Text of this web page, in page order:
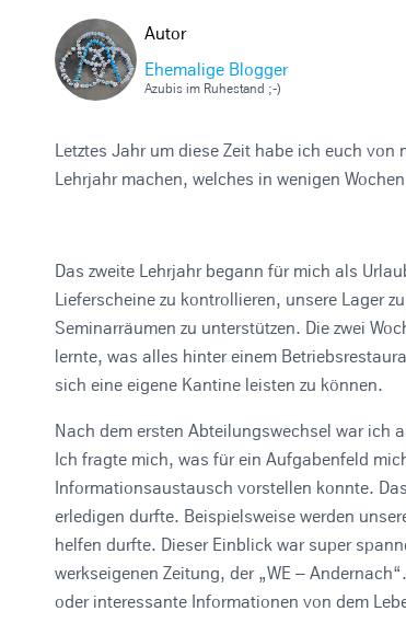
s
n
Autor
Ehemalige Blogger
Azubis im Ruhestand ;-)
Letztes Jahr um diese Zeit habe ich euch
Lehrjahr machen, welches in wenigen
Das zweite Lehrjahr begann für mich als
Lieferscheine zu kontrollieren, unsere Lager
Seminarräumen zu unterstützen. Die zwei
lernte, was alles hinter einem
sich eine eigene Kantine leisten zu können.
Nach dem ersten Abteilungswechsel war ich
Ich fragte mich, was für ein Aufgabenfeld
Informationsaustausch vorstellen konnte.
erledigen durfte. Beispielsweise werden
helfen durfte. Dieser Einblick war super
werkseigenen Zeitung, der „WE –
oder interessante Informationen von dem